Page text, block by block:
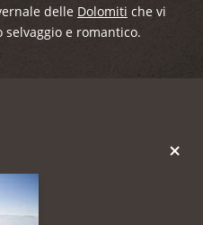
delle Dolomiti che vi
e romantico.